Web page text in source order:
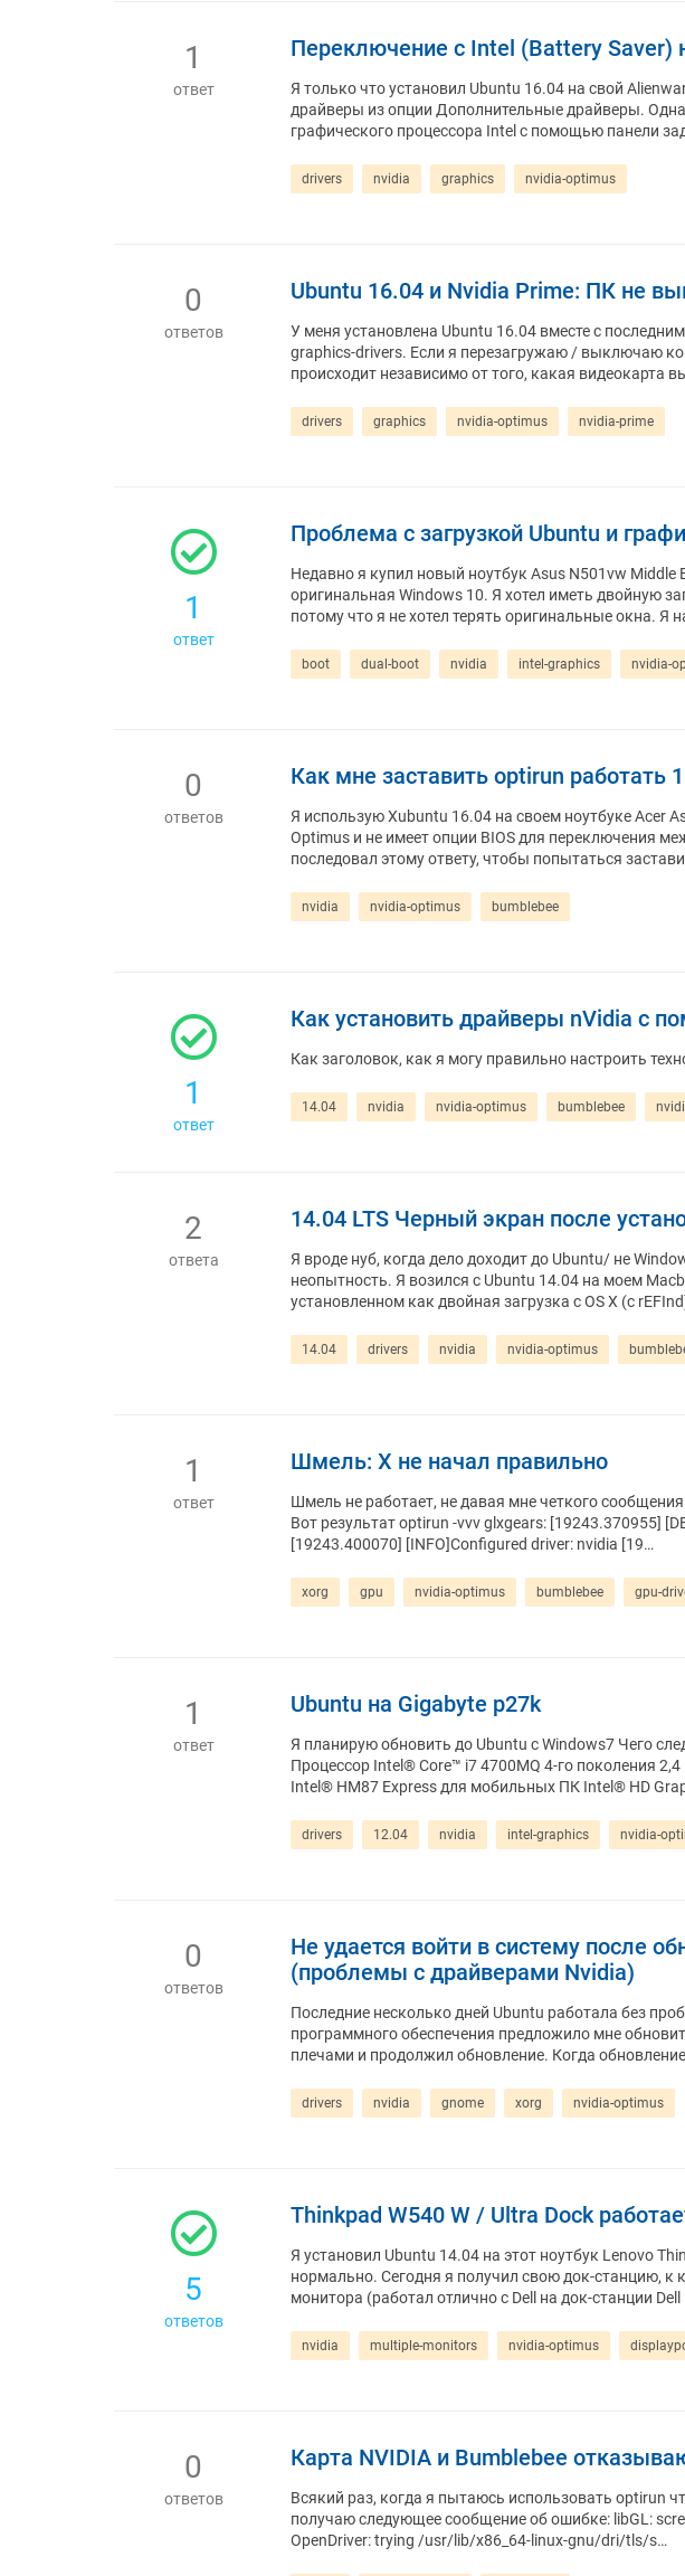
1
ответ
Переключение с Intel (Battery Saver)
Я только что установил Ubuntu 16.04 на свой
драйверы из опции Дополнительные драйверы.
графического процессора Intel с помощью панели
drivers nvidia graphics nvidia-optimus
0
ответов
Ubuntu 16.04 и Nvidia Prime: ПК не
У меня установлена ​​Ubuntu 16.04 вместе с
graphics-drivers. Если я перезагружаю / выключаю
происходит независимо от того, какая видеокарта
drivers graphics nvidia-optimus nvidia-prime
1
ответ
Проблема с загрузкой Ubuntu и
Недавно я купил новый ноутбук Asus N501vw Middle
оригинальная Windows 10. Я хотел иметь двойную
потому что я не хотел терять оригинальные окна. Я
boot dual-boot nvidia intel-graphics nvidia-
0
ответов
Как мне заставить optirun работать
Я использую Xubuntu 16.04 на своем ноутбуке Acer
Optimus и не имеет опции BIOS для переключения
последовал этому ответу, чтобы попытаться
nvidia nvidia-optimus bumblebee
1
ответ
Как установить драйверы nVidia с
Как заголовок, как я могу правильно настроить
14.04 nvidia nvidia-optimus bumblebee
2
ответа
14.04 LTS Черный экран после
Я вроде нуб, когда дело доходит до Ubuntu/ не
неопытность. Я возился с Ubuntu 14.04 на моем
установленном как двойная загрузка с OS X (с
14.04 drivers nvidia nvidia-optimus
1
ответ
Шмель: X не начал правильно
Шмель не работает, не давая мне четкого
Вот результат optirun -vvv glxgears: [19243.370955]
[19243.400070] [INFO]Configured driver: nvidia [19…
xorg gpu nvidia-optimus bumblebee gpu-
1
ответ
Ubuntu на Gigabyte p27k
Я планирую обновить до Ubuntu с Windows7 Чего
Процессор Intel® Core™ i7 4700MQ 4-го поколения
Intel® HM87 Express для мобильных ПК Intel® HD
drivers 12.04 nvidia intel-graphics nvidia-
0
ответов
Не удается войти в систему после
(проблемы с драйверами Nvidia)
Последние несколько дней Ubuntu работала без
программного обеспечения предложило мне
плечами и продолжил обновление. Когда
drivers nvidia gnome xorg nvidia-optimus
5
ответов
Thinkpad W540 W / Ultra Dock
Я установил Ubuntu 14.04 на этот ноутбук Lenovo
нормально. Сегодня я получил свою док-станцию, к
монитора (работал отлично с Dell на док-станции
nvidia multiple-monitors nvidia-optimus
0
ответов
Карта NVIDIA и Bumblebee
Всякий раз, когда я пытаюсь использовать optirun
получаю следующее сообщение об ошибке: libGL:
OpenDriver: trying /usr/lib/x86_64-linux-gnu/dri/tls/s…